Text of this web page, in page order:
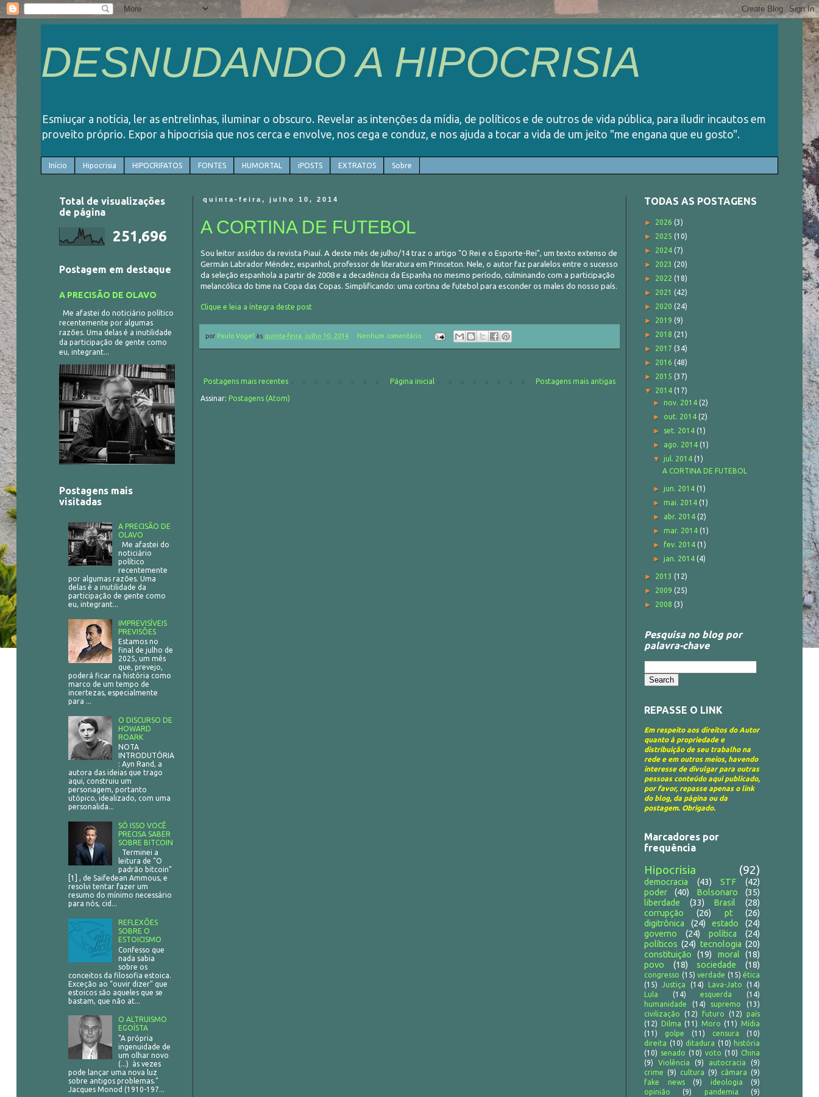
DESNUDANDO A HIPOCRISIA
Esmiuçar a notícia, ler as entrelinhas, iluminar o obscuro. Revelar as intenções da mídia, de políticos e de outros de vida pública, para iludir incautos em
proveito próprio. Expor a hipocrisia que nos cerca e envolve, nos cega e conduz, e nos ajuda a tocar a vida de um jeito "me engana que eu gosto".
Início Hipocrisia HIPOCRIFATOS FONTES HUMORTAL iPOSTS EXTRATOS Sobre
quinta-feira, julho 10, 2014
A CORTINA DE FUTEBOL
Sou leitor assíduo da revista Piauí. A deste mês de julho/14 traz o artigo "O Rei e o Esporte-Rei", um texto extenso de
Germán Labrador Méndez, espanhol, professor de literatura em Princeton. Nele, o autor faz paralelos entre o sucesso
da seleção espanhola a partir de 2008 e a decadência da Espanha no mesmo período, culminando com a participação
melancólica do time na Copa das Copas. Simplificando: uma cortina de futebol para esconder os males do nosso país.
Clique e leia a íntegra deste post
por Paulo Vogel às quinta-feira, julho 10, 2014 Nenhum comentário:
Postagens mais recentes Postagens mais antigas
Página inicial
Assinar: Postagens (Atom)
Total de visualizações
de página
251,696
Postagem em destaque
A PRECISÃO DE OLAVO
Me afastei do noticiário político
recentemente por algumas
razões. Uma delas é a inutilidade
da participação de gente como
eu, integrant...
Postagens mais
visitadas
A PRECISÃO DE
OLAVO
Me afastei do
noticiário
político
recentemente
por algumas razões. Uma
delas é a inutilidade da
participação de gente como
eu, integrant...
IMPREVISÍVEIS
PREVISÕES
Estamos no
final de julho de
2025, um mês
que, prevejo,
poderá ficar na história como
marco de um tempo de
incertezas, especialmente
para ...
O DISCURSO DE
HOWARD
ROARK
NOTA
INTRODUTÓRIA
: Ayn Rand, a
autora das ideias que trago
aqui, construiu um
personagem, portanto
utópico, idealizado, com uma
personalida...
SÓ ISSO VOCÊ
PRECISA SABER
SOBRE BITCOIN
Terminei a
leitura de “O
padrão bitcoin”
[1] , de Saifedean Ammous, e
resolvi tentar fazer um
resumo do mínimo necessário
para nós, cid...
REFLEXÕES
SOBRE O
ESTOICISMO
Confesso que
nada sabia
sobre os
conceitos da filosofia estoica.
Exceção ao “ouvir dizer” que
estoicos são aqueles que se
bastam, que não at...
O ALTRUISMO
EGOÍSTA
"A própria
ingenuidade de
um olhar novo
(...) às vezes
pode lançar uma nova luz
sobre antigos problemas."
Jacques Monod (1910-197...
TODAS AS POSTAGENS
► 2026 (3)
► 2025 (10)
► 2024 (7)
► 2023 (20)
► 2022 (18)
► 2021 (42)
► 2020 (24)
► 2019 (9)
► 2018 (21)
► 2017 (34)
► 2016 (48)
► 2015 (37)
▼ 2014 (17)
►nov. 2014(2)
► out. 2014(2)
► set. 2014(1)
► ago. 2014(1)
▼jul. 2014(1)
A CORTINA DE FUTEBOL
►jun. 2014(1)
►mai. 2014(1)
► abr. 2014(2)
►mar. 2014(1)
► fev. 2014(1)
►jan. 2014(4)
► 2013 (12)
► 2009 (25)
► 2008 (3)
Pesquisa no blog por
palavra-chave
REPASSE O LINK
Em respeito aos direitos do Autor
quanto à propriedade e
distribuição de seu trabalho na
rede e em outros meios, havendo
interesse de divulgar para outras
pessoas conteúdo aqui publicado,
por favor, repasse apenas o link
do blog, da página ou da
postagem. Obrigado.
Marcadores por
frequência
Hipocrisia (92)
democracia (43) STF
(42)
poder
(40) Bolsonaro
(35)
liberdade
(33) Brasil
(28)
corrupção
(26) pt
(26)
digitrônica
(24) estado
(24)
governo
(24) política
(24)
políticos (24) tecnologia (20)
constituição
(19) moral
(18)
povo
(18) sociedade (18)
congresso (15) verdade (15) ética
(15)
Justiça (14) Lava-Jato
(14)
Lula
(14) esquerda
(14)
humanidade
(14) supremo
(13)
civilização
(12) futuro (12)
país
(12)
Dilma (11) Moro (11) Mídia
(11)
golpe (11) censura
(10)
direita (10) ditadura (10) história
(10) senado (10) voto (10) China
(9)
Violência (9) autocracia
(9)
crime (9) cultura (9) câmara (9)
fake news
(9) ideologia
(9)
opinião
(9) pandemia
(9)